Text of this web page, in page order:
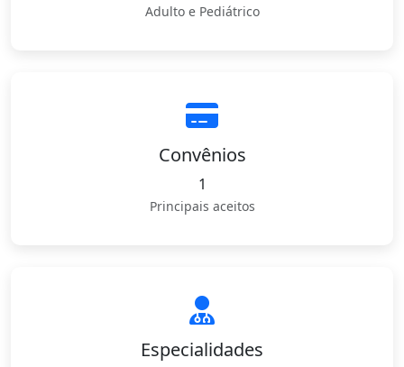
Adulto e Pediátrico
Convênios
1
Principais aceitos
Especialidades